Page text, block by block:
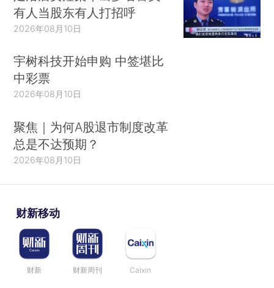
有人当股东有人打招呼
2026年08月10日
宇树科技开始申购 中签堪比
中彩票
2026年08月10日
聚焦｜为何A股退市制度改革
总是不达预期？
2026年08月10日
财新移动
财新 财新周刊 Caixin